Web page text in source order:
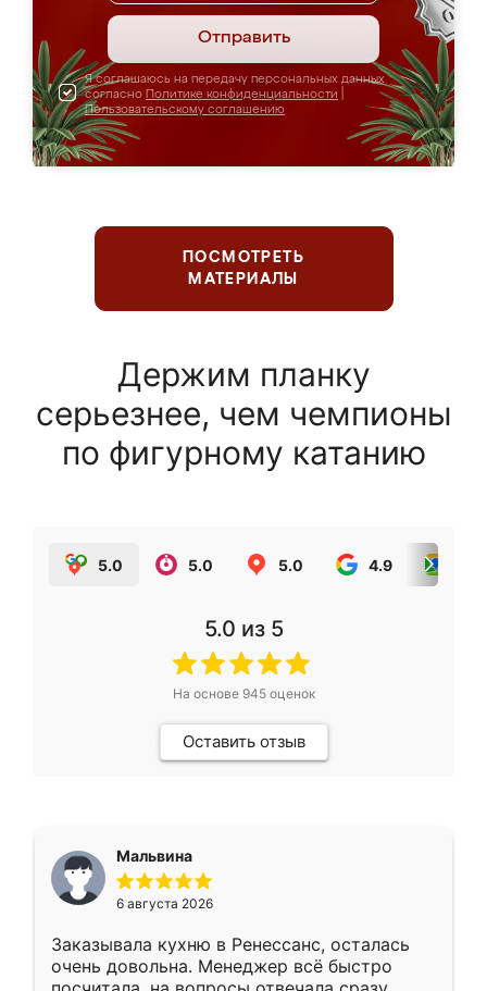
Отправить
Я соглашаюсь на передачу персональных данных
согласно Политике конфиденциальности
Пользовательскому соглашению
ПОСМОТРЕТЬ
МАТЕРИАЛЫ
Держим планку
серьезнее, чем чемпионы
по фигурному катанию
5.0 5.0 5.0 4.9
5.0 из 5
На основе 945оценок
Оставить отзыв
Мальвина
6 августа 2026
Заказывала кухню в Ренессанс, осталась
очень довольна. Менеджер всё быстро